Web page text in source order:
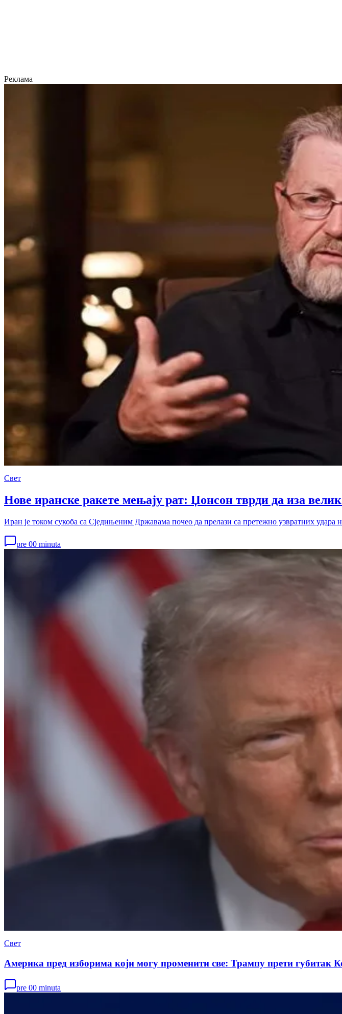
Реклама
Свет
Нове иранске ракете мењају рат: Џонсон тврди да иза
Иран је током сукоба са Сједињеним Државама почео да прелази са претежно узвратних удара
pre 00 minuta
Свет
Америка пред изборима који могу променити све: Трампу прети губитак
pre 00 minuta